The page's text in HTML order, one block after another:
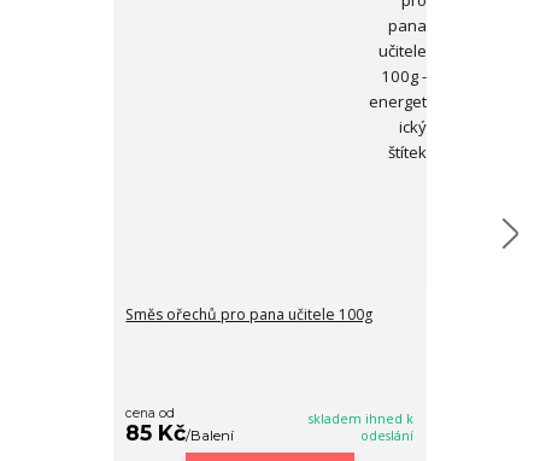
Směs ořechů pro pana učitele 100g
cena od
85 Kč/Balení
skladem ihned k
odeslání